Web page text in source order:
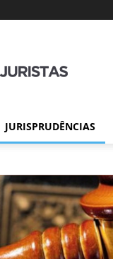
JURISPRUDÊNCIAS